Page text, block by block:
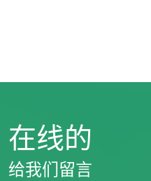
在线的
给我们留言